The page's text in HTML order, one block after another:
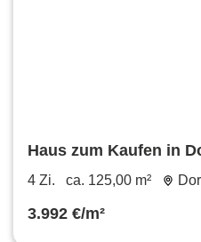
Haus zum Kaufen in
m²
4 Zi. ca. 125,00 m²
3.992 €/m²